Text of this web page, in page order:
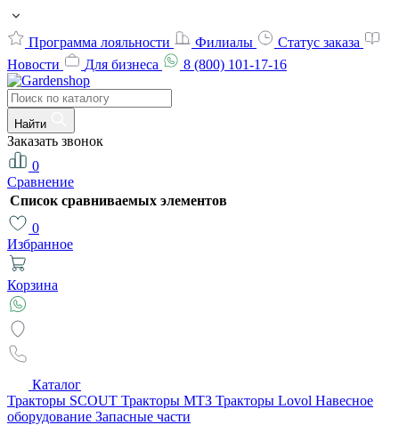
Программа лояльности Филиалы
Статус заказа
Новости
Для бизнеса 8 (800) 101-17-16
Найти
Заказать звонок
0
Сравнение
Список сравниваемых элементов
0
Избранное
Корзина
Каталог
Тракторы SCOUT Тракторы МТЗ Тракторы Lovol Навесное
оборудование Запасные части